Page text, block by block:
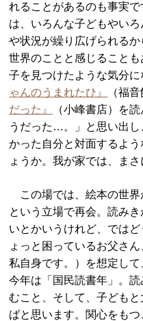
れることがあるのも事実
は、いろんな子どもやい
や状況が繰り広げられる
世界のことと感じること
子を見つけたような気分に
ゃんのうまれたひ』
（福
だった』
（小峰書店）を
うだった…。」と思い出
かった自分と対面するよ
ょうか。我が家では、まさ
この場では、絵本の世界
という立場で再会。読み
いとかいうけれど、では
ょっと困っているお父さ
私自身です。）を想定して
今年は「国民読書年」。
むこと、そして、子ども
ばと思います。関心をも